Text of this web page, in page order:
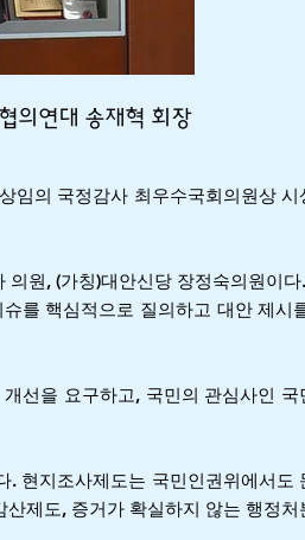
의연대 송재혁 회장
임의 국정감사 최우수국회의원상 시
원, (가칭)대안신당 장정숙의원이다.
를 핵심적으로 질의하고 대안 제시
선을 요구하고, 국민의 관심사인 국
현지조사제도는 국민인권위에서도
제도, 증거가 확실하지 않는 행정처